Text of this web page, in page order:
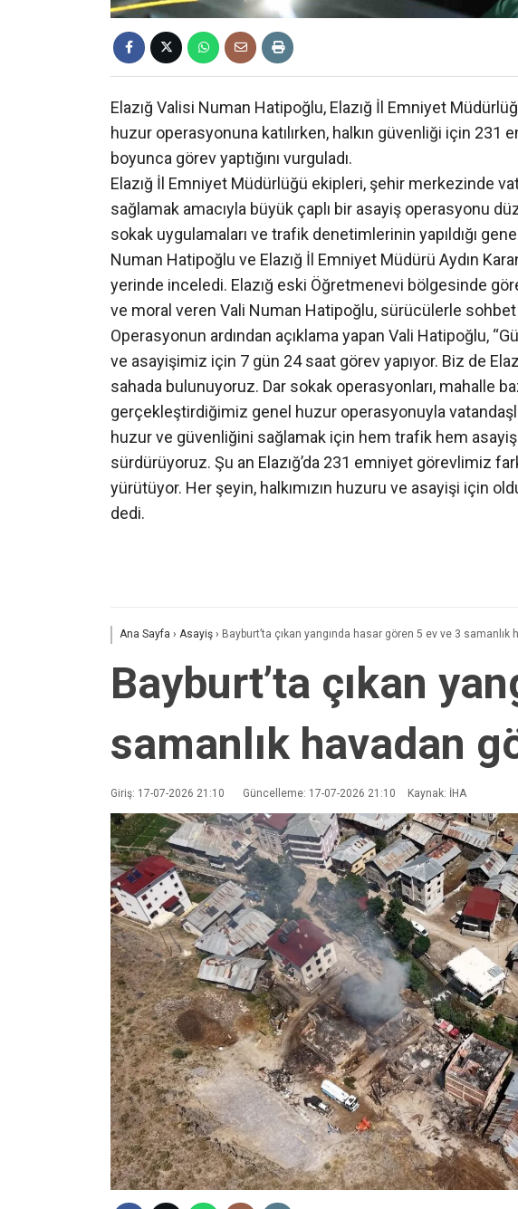
Elazığ Valisi Numan Hatipoğlu, Elazığ İl Emniyet
huzur operasyonuna katılırken, halkın güvenliği için
boyunca görev yaptığını vurguladı.
Elazığ İl Emniyet Müdürlüğü ekipleri, şehir merkezinde
sağlamak amacıyla büyük çaplı bir asayiş operasyonu
sokak uygulamaları ve trafik denetimlerinin yapıldığı
Numan Hatipoğlu ve Elazığ İl Emniyet Müdürü Aydın
yerinde inceledi. Elazığ eski Öğretmenevi bölgesinde
ve moral veren Vali Numan Hatipoğlu, sürücülerle
Operasyonun ardından açıklama yapan Vali Hatipoğlu,
ve asayişimiz için 7 gün 24 saat görev yapıyor. Biz de
sahada bulunuyoruz. Dar sokak operasyonları, mahalle
gerçekleştirdiğimiz genel huzur operasyonuyla
huzur ve güvenliğini sağlamak için hem trafik hem asayiş
sürdürüyoruz. Şu an Elazığ’da 231 emniyet görevlimiz
yürütüyor. Her şeyin, halkımızın huzuru ve asayişi için
dedi.
Ana Sayfa › Asayiş › Bayburt’ta çıkan yangında hasar gören 5 ev ve 3
Bayburt’ta çıkan
samanlık havadan
Giriş: 17-07-2026 21:10 Güncelleme: 17-07-2026 21:10 Kaynak: İHA